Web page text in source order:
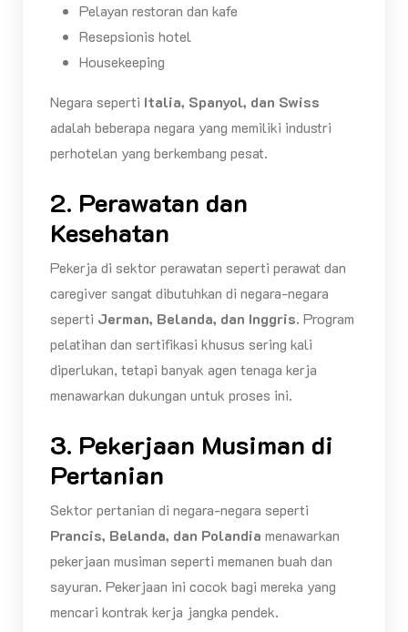
Pelayan restoran dan kafe
Resepsionis hotel
Housekeeping
Negara seperti Italia, Spanyol, dan Swiss
adalah beberapa negara yang memiliki industri
perhotelan yang berkembang pesat.
2. Perawatan dan
Kesehatan
Pekerja di sektor perawatan seperti perawat dan
caregiver sangat dibutuhkan di negara-negara
seperti Jerman, Belanda, dan Inggris. Program
pelatihan dan sertifikasi khusus sering kali
diperlukan, tetapi banyak agen tenaga kerja
menawarkan dukungan untuk proses ini.
3. Pekerjaan Musiman di
Pertanian
Sektor pertanian di negara-negara seperti
Prancis, Belanda, dan Polandia menawarkan
pekerjaan musiman seperti memanen buah dan
sayuran. Pekerjaan ini cocok bagi mereka yang
mencari kontrak kerja jangka pendek.